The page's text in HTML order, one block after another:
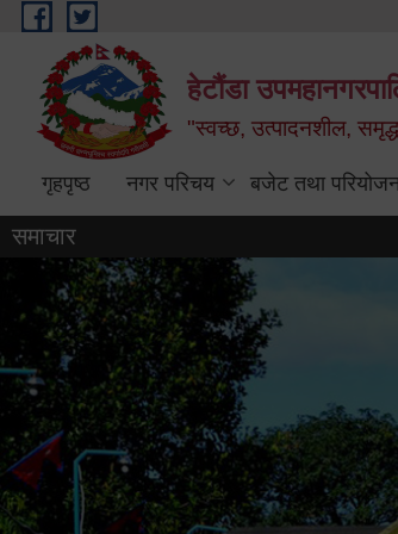
Skip to main content
हेटौंडा
"स्वच्छ, उत्पादनशील,
गृहपृष्ठ नगर परिचय बजेट तथा
समाचार